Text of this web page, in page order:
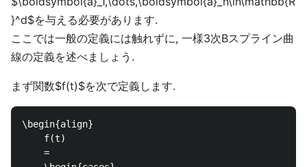
}^d$を与える必要があります.
ここでは一般の定義には触れずに, 一様3次Bスプライン曲
線の定義を述べましょう.
まず関数$f(t)$を次で定義します.
\begin{align}